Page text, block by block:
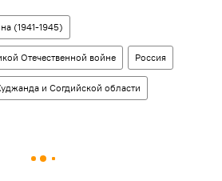
(1941-1945)
Отечественной войне Россия
и Согдийской области